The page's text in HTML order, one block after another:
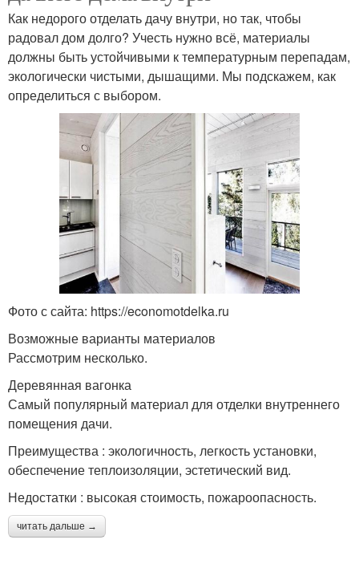
Как недорого отделать дачу внутри, но так, чтобы
радовал дом долго? Учесть нужно всё, материалы
должны быть устойчивыми к температурным перепадам,
экологически чистыми, дышащими. Мы подскажем, как
определиться с выбором.
Фото с сайта: https://economotdelka.ru
Возможные варианты материалов
Рассмотрим несколько.
Деревянная вагонка
Самый популярный материал для отделки внутреннего
помещения дачи.
Преимущества : экологичность, легкость установки,
обеспечение теплоизоляции, эстетический вид.
Недостатки : высокая стоимость, пожароопасность.
читать дальше →